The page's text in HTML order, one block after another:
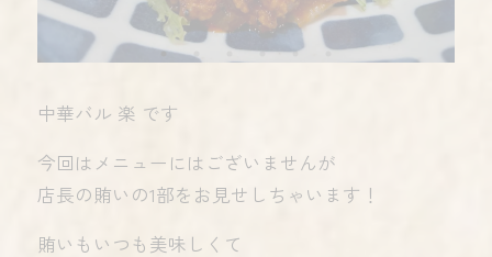
中華バル 楽 です
今回はメニューにはございませんが
店長の賄いの1部をお見せしちゃいます！
賄いもいつも美味しくて